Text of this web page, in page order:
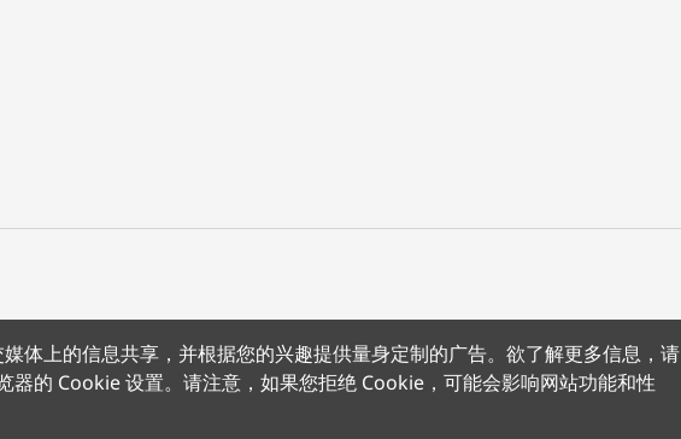
体上的信息共享，并根据您的兴趣提供量身定制的广告。欲了解更多信息，请
器的 Cookie 设置。请注意，如果您拒绝 Cookie，可能会影响网站功能和性
沪公网安备 31011502012180号沪ICP备15008415号条款条约隐私声明